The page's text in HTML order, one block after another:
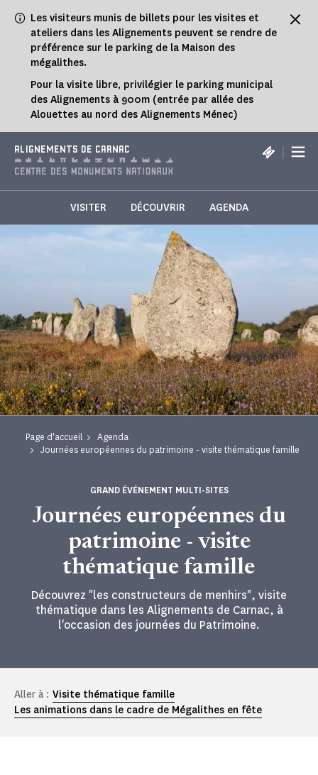
Les visiteurs munis de billets pour les visites et
ateliers dans les Alignements peuvent se rendre de
préférence sur le parking de la Maison des
mégalithes.
Pour la visite libre, privilégier le parking municipal
des Alignements à 900m (entrée par allée des
Alouettes au nord des Alignements Ménec)
ALIGNEMENTS DE CARNAC |
VISITER DÉCOUVRIR AGENDA
Page d'accueil
Agenda
Journées européennes du patrimoine - visite thématique famille
Journées européennes du
patrimoine - visite
thématique famille
GRAND ÉVÉNEMENT MULTI-SITES
Découvrez "les constructeurs de menhirs", visite
thématique dans les Alignements de Carnac, à
l'occasion des journées du Patrimoine.
Aller à : Visite thématique famille
Les animations dans le cadre de Mégalithes en fête